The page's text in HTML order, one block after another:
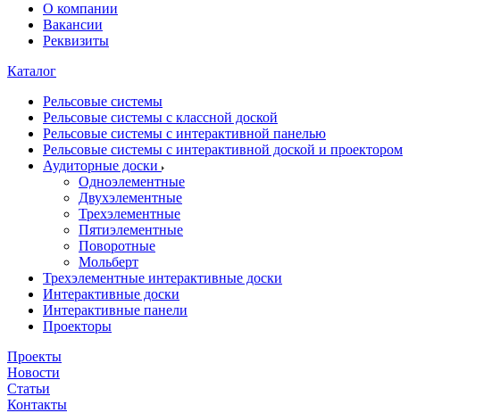
О компании
Вакансии
Реквизиты
Каталог
Рельсовые системы
Рельсовые системы с классной доской
Рельсовые системы с интерактивной панелью
Рельсовые системы с интерактивной доской и проектором
Аудиторные доски
Одноэлементные
Двухэлементные
Трехэлементные
Пятиэлементные
Поворотные
Мольберт
Трехэлементные интерактивные доски
Интерактивные доски
Интерактивные панели
Проекторы
Проекты
Новости
Статьи
Контакты